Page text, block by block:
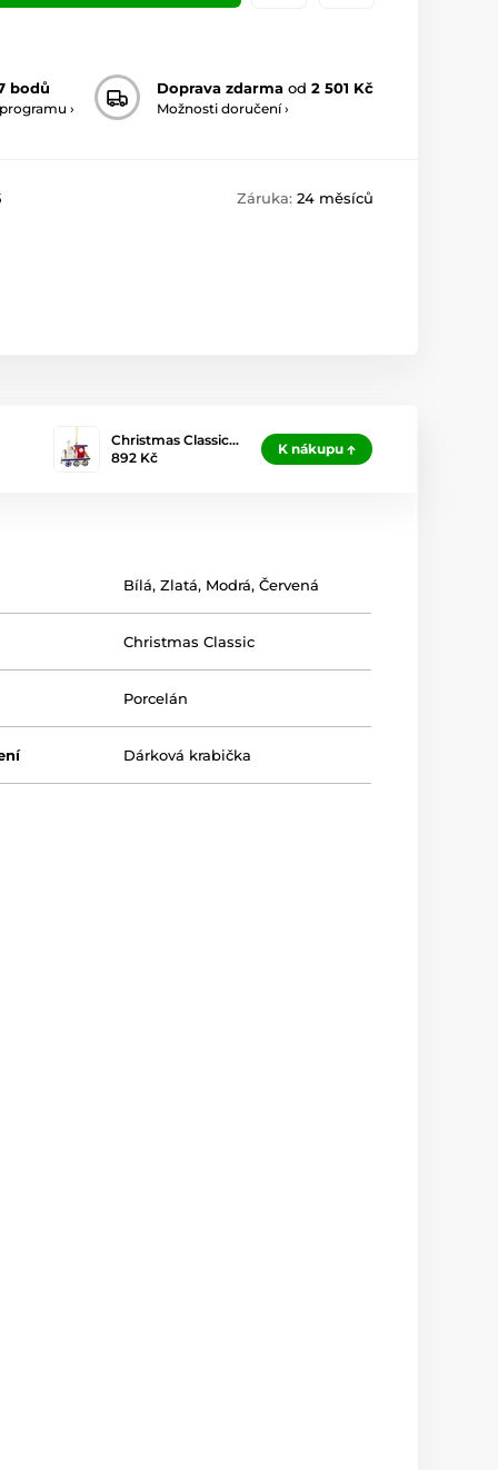
bodů
›
Doprava zdarma od 2 501 Kč
Možnosti doručení ›
Záruka: 24 měsíců
Christmas Classic…
892 Kč
K nákupu
Bílá,Zlatá, Modrá,Červená
Christmas Classic
Porcelán
Dárková krabička